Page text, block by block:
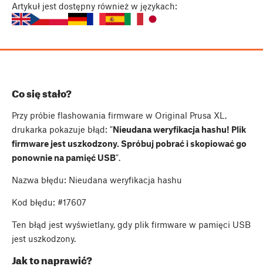
Artykuł jest dostępny również w językach:
Co się stało?
Przy próbie flashowania firmware w Original Prusa XL,
drukarka pokazuje błąd: "Nieudana weryfikacja hashu! Plik
firmware jest uszkodzony. Spróbuj pobrać i skopiować go
ponownie na pamięć USB".
Nazwa błędu: Nieudana weryfikacja hashu
Kod błędu: #17607
Ten błąd jest wyświetlany, gdy plik firmware w pamięci USB
jest uszkodzony.
Jak to naprawić?